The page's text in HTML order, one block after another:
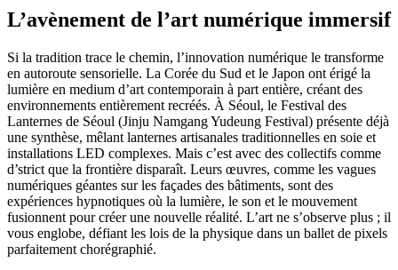
L’avènement de l’art numérique immersif
Si la tradition trace le chemin, l’innovation numérique le transforme
en autoroute sensorielle. La Corée du Sud et le Japon ont érigé la
lumière en medium d’art contemporain à part entière, créant des
environnements entièrement recréés. À Séoul, le Festival des
Lanternes de Séoul (Jinju Namgang Yudeung Festival) présente déjà
une synthèse, mêlant lanternes artisanales traditionnelles en soie et
installations LED complexes. Mais c’est avec des collectifs comme
d’strict que la frontière disparaît. Leurs œuvres, comme les vagues
numériques géantes sur les façades des bâtiments, sont des
expériences hypnotiques où la lumière, le son et le mouvement
fusionnent pour créer une nouvelle réalité. L’art ne s’observe plus ; il
vous englobe, défiant les lois de la physique dans un ballet de pixels
parfaitement chorégraphié.